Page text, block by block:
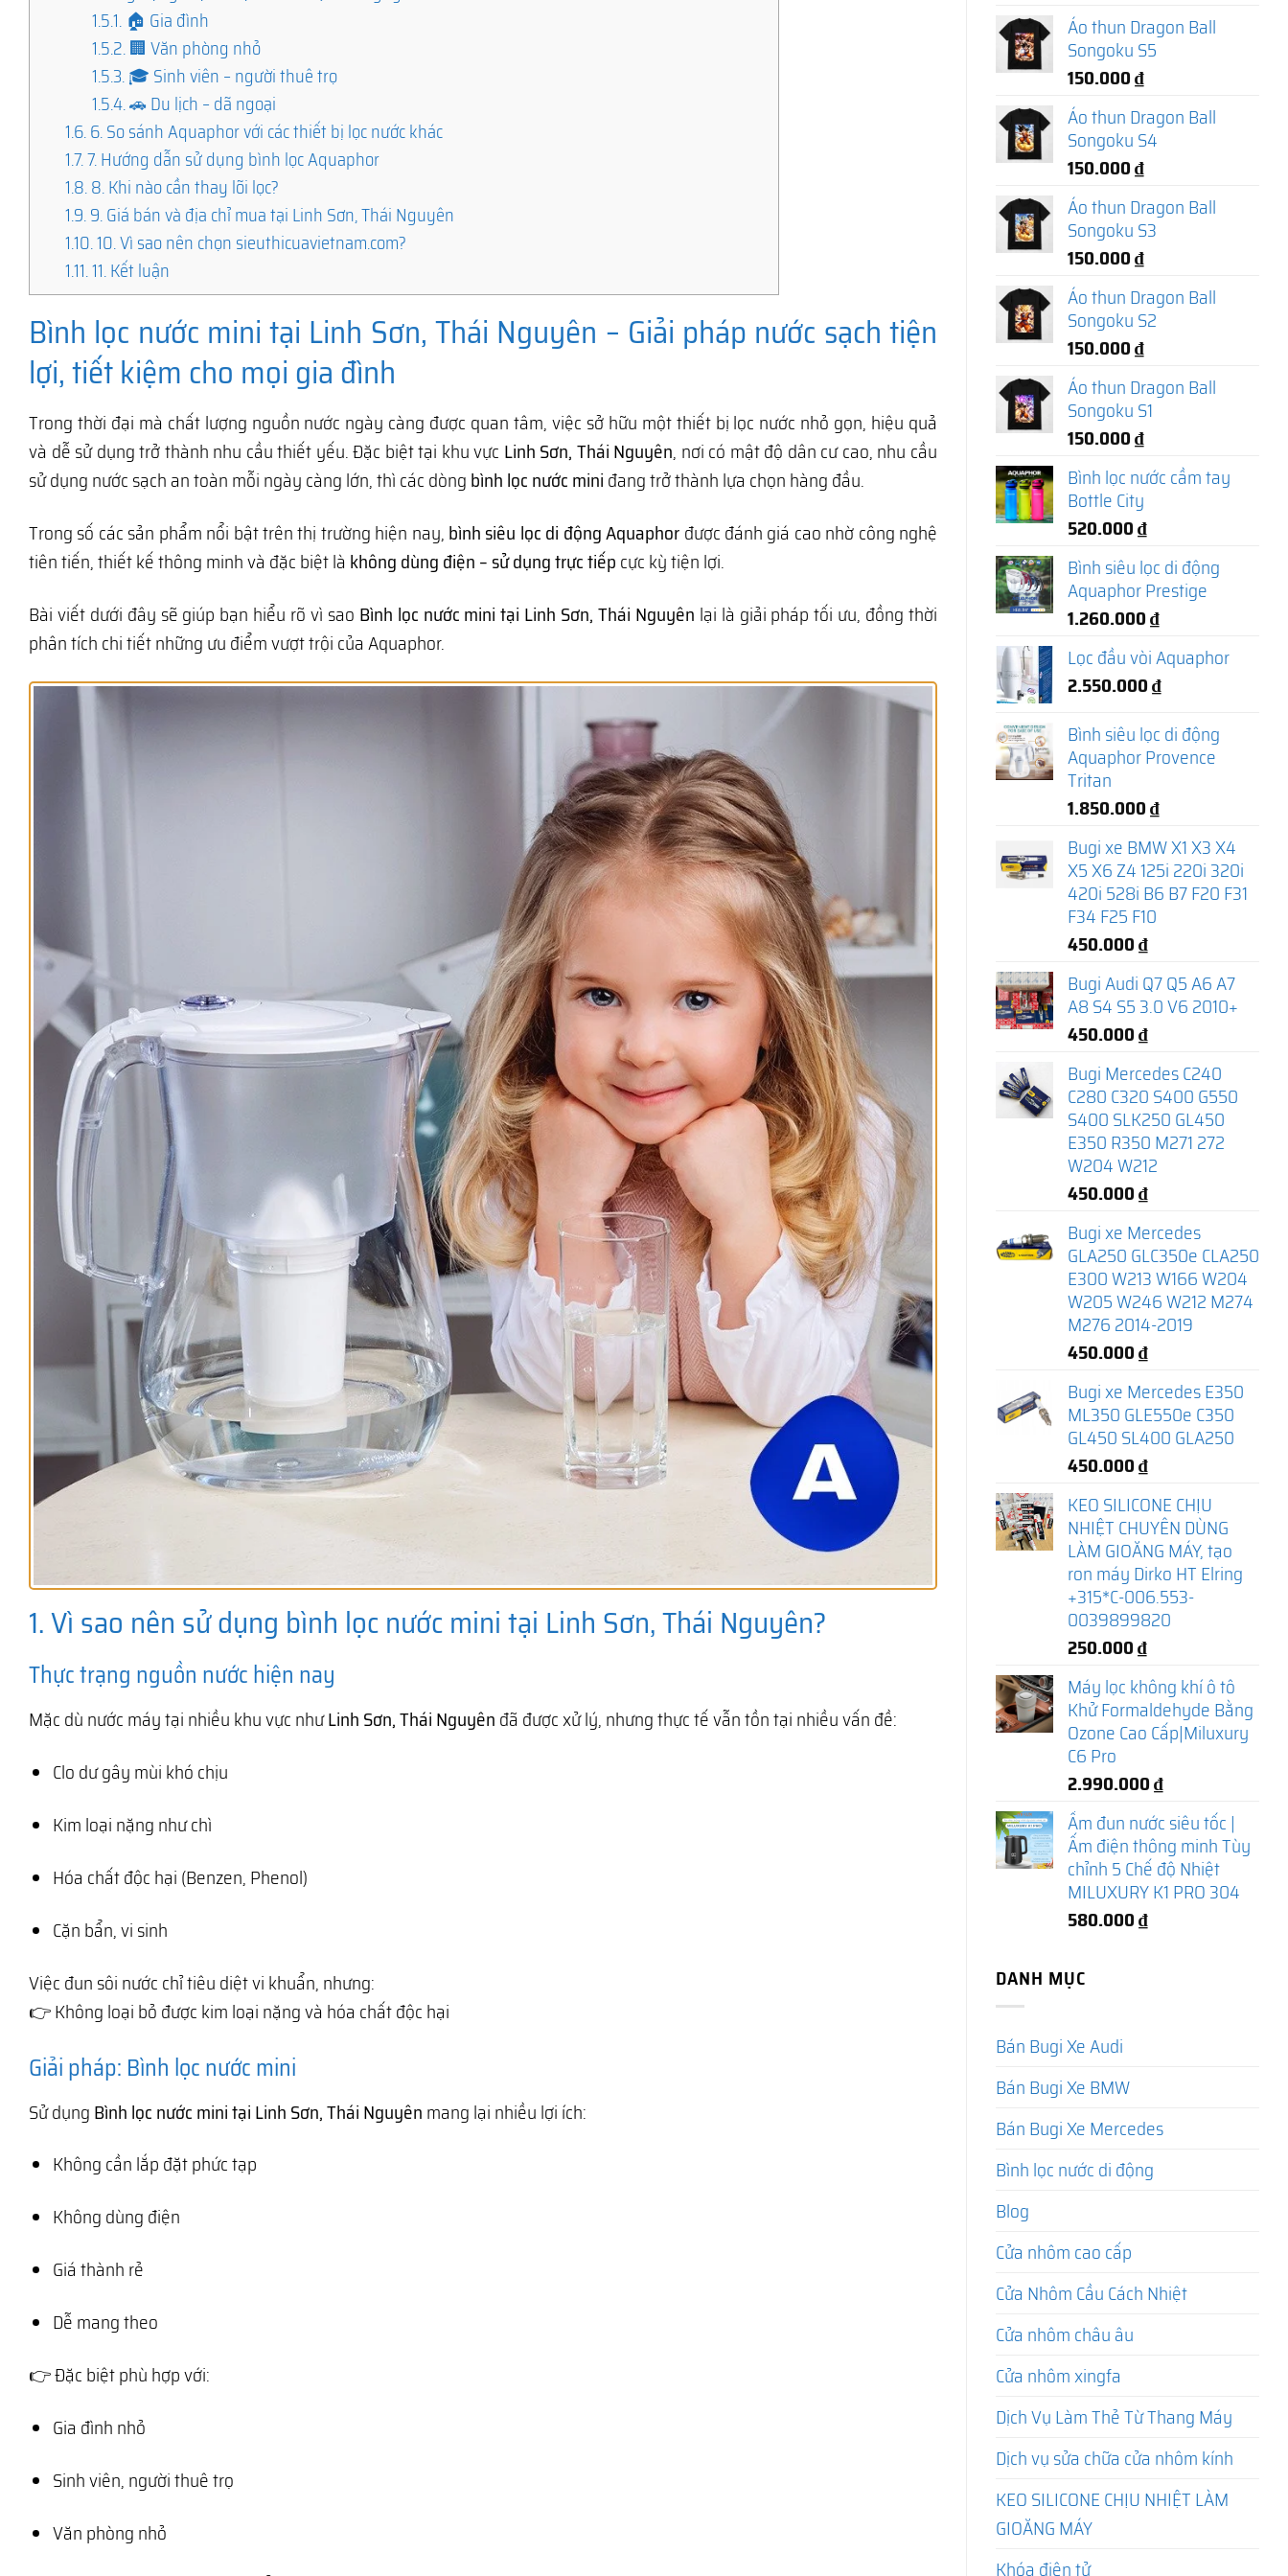
1.5.1.🏠 Gia đình
1.5.2.🏢 Văn phòng nhỏ
1.5.3.🎓 Sinh viên – người thuê trọ
1.5.4.🚗 Du lịch – dã ngoại
1.6.6. So sánh Aquaphor với các thiết bị lọc nước khác
1.7.7. Hướng dẫn sử dụng bình lọc Aquaphor
1.8.8. Khi nào cần thay lõi lọc?
1.9.9. Giá bán và địa chỉ mua tại Linh Sơn, Thái Nguyên
1.10.10. Vì sao nên chọn sieuthicuavietnam.com?
1.11.11. Kết luận
Bình lọc nước mini tại Linh Sơn, Thái Nguyên – Giải pháp nước sạch tiện
lợi, tiết kiệm cho mọi gia đình
Trong thời đại mà chất lượng nguồn nước ngày càng được quan tâm, việc sở hữu một thiết bị lọc nước nhỏ gọn, hiệu quả
và dễ sử dụng trở thành nhu cầu thiết yếu. Đặc biệt tại khu vực Linh Sơn, Thái Nguyên, nơi có mật độ dân cư cao, nhu cầu
sử dụng nước sạch an toàn mỗi ngày càng lớn, thì các dòng bình lọc nước mini đang trở thành lựa chọn hàng đầu.
Trong số các sản phẩm nổi bật trên thị trường hiện nay, bình siêu lọc di động Aquaphor được đánh giá cao nhờ công nghệ
tiên tiến, thiết kế thông minh và đặc biệt là không dùng điện – sử dụng trực tiếp cực kỳ tiện lợi.
Bài viết dưới đây sẽ giúp bạn hiểu rõ vì sao Bình lọc nước mini tại Linh Sơn, Thái Nguyên lại là giải pháp tối ưu, đồng thời
phân tích chi tiết những ưu điểm vượt trội của Aquaphor.
1. Vì sao nên sử dụng bình lọc nước mini tại Linh Sơn, Thái Nguyên?
Thực trạng nguồn nước hiện nay
Mặc dù nước máy tại nhiều khu vực nhưLinh Sơn, Thái Nguyên đã được xử lý, nhưng thực tế vẫn tồn tại nhiều vấn đề:
Clo dư gây mùi khó chịu
Kim loại nặng như chì
Hóa chất độc hại (Benzen, Phenol)
Cặn bẩn, vi sinh
Việc đun sôi nước chỉ tiêu diệt vi khuẩn, nhưng:
👉 Không loại bỏ được kim loại nặng và hóa chất độc hại
Giải pháp: Bình lọc nước mini
Sử dụng Bình lọc nước mini tại Linh Sơn, Thái Nguyên mang lại nhiều lợi ích:
Không cần lắp đặt phức tạp
Không dùng điện
Giá thành rẻ
Dễ mang theo
👉 Đặc biệt phù hợp với:
Gia đình nhỏ
Sinh viên, người thuê trọ
Văn phòng nhỏ
Áo thun Dragon Ball
Songoku S5
150.000₫
Áo thun Dragon Ball
Songoku S4
150.000₫
Áo thun Dragon Ball
Songoku S3
150.000₫
Áo thun Dragon Ball
Songoku S2
150.000₫
Áo thun Dragon Ball
Songoku S1
150.000₫
Bình lọc nước cầm tay
Bottle City
520.000₫
Bình siêu lọc di động
Aquaphor Prestige
1.260.000₫
Lọc đầu vòi Aquaphor
2.550.000₫
Bình siêu lọc di động
Aquaphor Provence
Tritan
1.850.000₫
Bugi xe BMW X1 X3 X4
X5 X6 Z4 125i 220i 320i
420i 528i B6 B7 F20 F31
F34 F25 F10
450.000₫
Bugi Audi Q7 Q5 A6 A7
A8 S4 S5 3.0 V6 2010+
450.000₫
Bugi Mercedes C240
C280 C320 S400 G550
S400 SLK250 GL450
E350 R350 M271 272
W204 W212
450.000₫
Bugi xe Mercedes
GLA250 GLC350e CLA250
E300 W213 W166 W204
W205 W246 W212 M274
M276 2014-2019
450.000₫
Bugi xe Mercedes E350
ML350 GLE550e C350
GL450 SL400 GLA250
450.000₫
KEO SILICONE CHỊU
NHIỆT CHUYÊN DÙNG
LÀM GIOĂNG MÁY, tạo
ron máy Dirko HT Elring
+315*C-006.553-
0039899820
250.000₫
Máy lọc không khí ô tô
Khử Formaldehyde Bằng
Ozone Cao Cấp|Miluxury
C6 Pro
2.990.000₫
Ấm đun nước siêu tốc |
Ấm điện thông minh Tùy
chỉnh 5 Chế độ Nhiệt
MILUXURY K1 PRO 304
580.000₫
DANH MỤC
Bán Bugi Xe Audi
Bán Bugi Xe BMW
Bán Bugi Xe Mercedes
Bình lọc nước di động
Blog
Cửa nhôm cao cấp
Cửa Nhôm Cầu Cách Nhiệt
Cửa nhôm châu âu
Cửa nhôm xingfa
Dịch Vụ Làm Thẻ Từ Thang Máy
Dịch vụ sửa chữa cửa nhôm kính
KEO SILICONE CHỊU NHIỆT LÀM
GIOĂNG MÁY
Khóa điện tử